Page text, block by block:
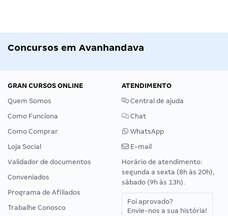
Concursos em Avanhandava
GRAN CURSOS ONLINE
Quem Somos
Como Funciona
Como Comprar
Loja Social
Validador de documentos
Conveniados
Programa de Afiliados
Trabalhe Conosco
ATENDIMENTO
Central de ajuda
Chat
WhatsApp
E-mail
Horário de atendimento:
segunda a sexta (8h às 20h),
sábado (9h às 13h).
Foi aprovado?
Envie-nos a sua história!